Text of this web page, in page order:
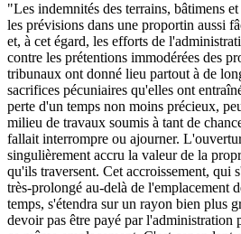
"Les indemnités des terrains, bâtimens
les prévisions dans une proportin aussi
et, à cet égard, les efforts de
contre les prétentions immodérées des
tribunaux ont donné lieu partout à de
sacrifices pécuniaires qu'elles ont
perte d'un temps non moins précieux,
milieu de travaux soumis à tant de
fallait interrompre ou ajourner.
singulièrement accru la valeur de la
qu'ils traversent. Cet accroissement, qui
très-prolongé au-delà de l'emplacement
temps, s'étendra sur un rayon bien plus
devoir pas être payé par l'administration